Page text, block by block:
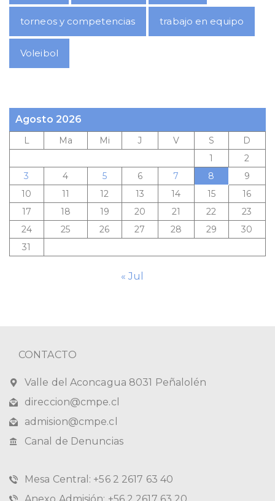
torneos y competencias trabajo en equipo
Voleibol
Agosto 2026
L Ma Mi J V S
D
1
2
3
4 5 6 7 8
9
10
11 12 13 14 15
16
17
18 19 20 21 22
23
24
25 26 27 28 29
30
31
« Jul
CONTACTO
Valle del Aconcagua 8031 Peñalolén
direccion@cmpe.cl
admision@cmpe.cl
Canal de Denuncias
Mesa Central: +56 2 2617 63 40